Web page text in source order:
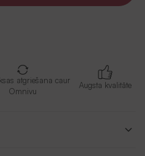
atgriešana caur
Omnivu
Augsta kvalitāte